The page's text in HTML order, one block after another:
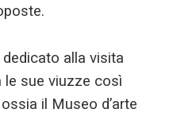
alla visita
le sue viuzze così
il Museo d’arte